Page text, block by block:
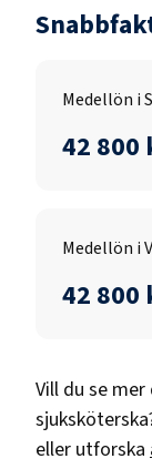
Medellön i
42 800
Medellön i
42 800
Vill du se
sjuksköterska
eller utforska